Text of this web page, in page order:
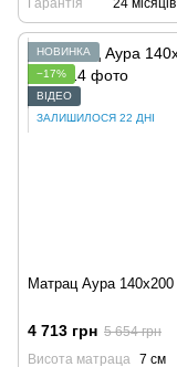
Гарантія
24 місяців
НОВИНКА
−17%
ВІДЕО
ЗАЛИШИЛОСЯ 22 ДНІ
Матрац Аура 140x200
4 713 грн 5 654 грн
Висота матраца 7 см